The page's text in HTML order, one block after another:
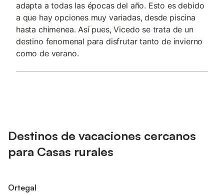
adapta a todas las épocas del año. Esto es debido
a que hay opciones muy variadas, desde piscina
hasta chimenea. Así pues, Vicedo se trata de un
destino fenomenal para disfrutar tanto de invierno
como de verano.
Destinos de vacaciones cercanos
para Casas rurales
Ortegal